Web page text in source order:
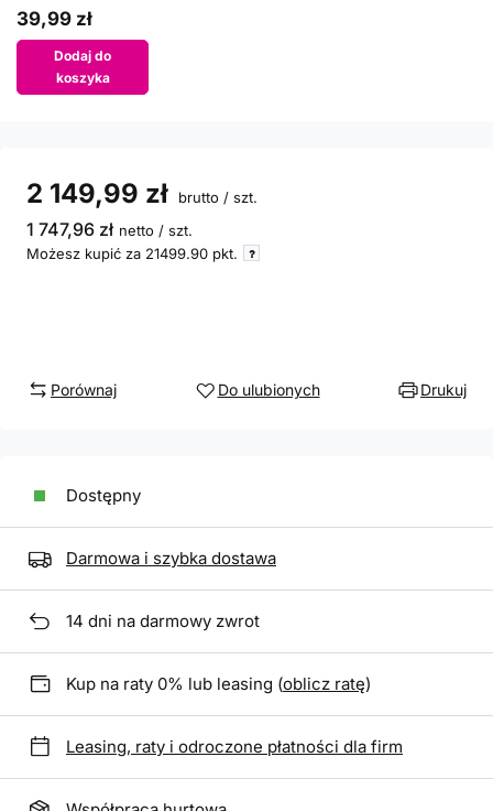
39,99 zł
Dodaj do
koszyka
2 149,99 zł brutto / szt.
1 747,96 zł netto / szt.
Możesz kupić za 21499.90 pkt.
Porównaj Do ulubionych Drukuj
Dostępny
Darmowa i szybka dostawa
14 dni na darmowy zwrot
Kup na raty 0% lub leasing (oblicz ratę)
Leasing, raty i odroczone płatności dla firm